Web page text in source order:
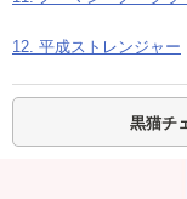
12. 平成ストレンジャー
黒猫チ